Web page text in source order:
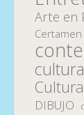
Arte en
Certamen
cultura
DIBUJO